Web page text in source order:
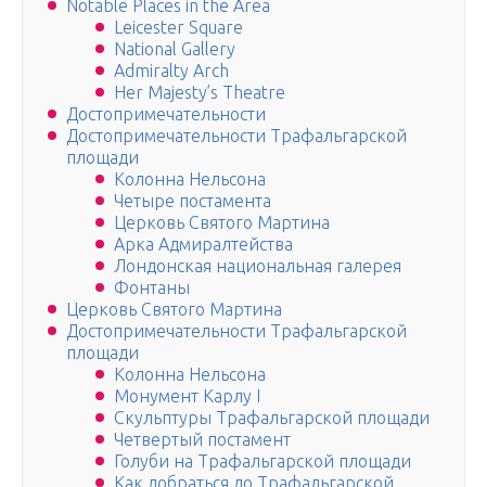
Notable Places in the Area
Leicester Square
National Gallery
Admiralty Arch
Her Majesty’s Theatre
Достопримечательности
Достопримечательности Трафальгарской
площади
Колонна Нельсона
Четыре постамента
Церковь Святого Мартина
Арка Адмиралтейства
Лондонская национальная галерея
Фонтаны
Церковь Святого Мартина
Достопримечательности Трафальгарской
площади
Колонна Нельсона
Монумент Карлу I
Скульптуры Трафальгарской площади
Четвертый постамент
Голуби на Трафальгарской площади
Как добраться до Трафальгарской